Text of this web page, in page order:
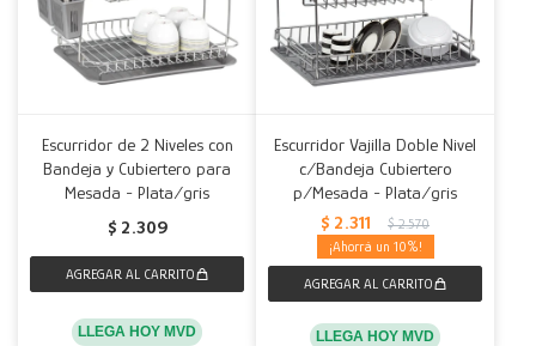
Escurridor de 2 Niveles con
Bandeja y Cubiertero para
Mesada - Plata/gris
$ 2.309
LLEGA HOY MVD
Escurridor Vajilla Doble Nivel
c/Bandeja Cubiertero
p/Mesada - Plata/gris
$ 2.311 $ 2.570
10
LLEGA HOY MVD